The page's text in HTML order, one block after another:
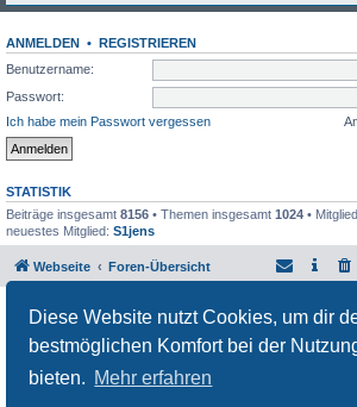
Diese Website nutzt Cookies, um dir
bestmöglichen Komfort bei der
bieten. Mehr erfahren
ANMELDEN •
REGISTRIEREN
Benutzername:
Passwort:
Ich habe mein Passwort vergessen
STATISTIK
Beiträge insgesamt 8156 • Themen insgesamt 1024 •
neuestes Mitglied: S1jens
Webseite Foren-Übersicht
Powered by phpBB
® Forum Software ©
Datenschutz|